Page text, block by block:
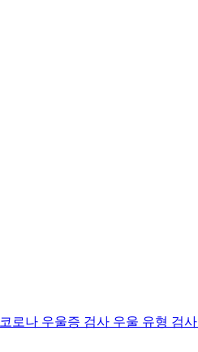
코로나 우울증 검사 우울 유형 검사